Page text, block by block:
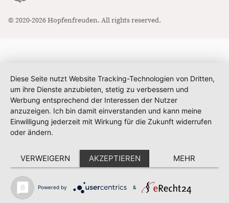
© 2020-2026 Hopfenfreuden. All rights reserved.
Diese Seite nutzt Website Tracking-Technologien von Dritten,
um ihre Dienste anzubieten, stetig zu verbessern und
Werbung entsprechend der Interessen der Nutzer
anzuzeigen. Ich bin damit einverstanden und kann meine
Einwilligung jederzeit mit Wirkung für die Zukunft widerrufen
oder ändern.
VERWEIGERN AKZEPTIEREN MEHR
Powered by &